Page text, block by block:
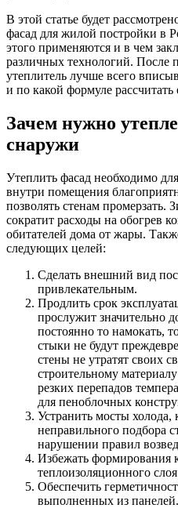
В этой статье будет
фасад для жилой постройки в
этого применяются и в чем
различных технологий. После
утеплитель лучше всего
и по какой формуле рассчитать
Зачем нужно
снаружи
Утеплить фасад необходимо
внутри помещения
позволять стенам промерзать.
сократит расходы на обогрев
обитателей дома от жары.
следующих целей:
Сделать внешний вид
привлекательным.
Продлить срок
прослужит значительно
постоянно то намокать,
стыки не будут
стены не утратят своих
строительному
резких перепадов
для пеноблочных
Устранить мосты холода,
неправильного подбора
нарушении правил
Избежать формирования
теплоизоляционного
Обеспечить
выполненных из панелей.